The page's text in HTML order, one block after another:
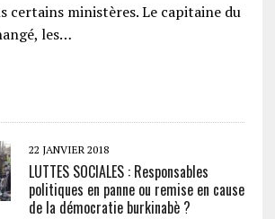
certains ministères. Le capitaine du
les…
22 JANVIER 2018
LUTTES SOCIALES : Responsables
politiques en panne ou remise en cause
de la démocratie burkinabè ?